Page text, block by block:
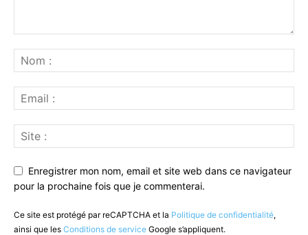
Enregistrer mon nom, email et site web dans ce navigateur
pour la prochaine fois que je commenterai.
Ce site est protégé par reCAPTCHA et la Politique de confidentialité,
ainsi que les Conditions de service Google s’appliquent.